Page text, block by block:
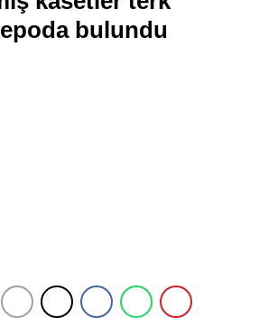
bulundu